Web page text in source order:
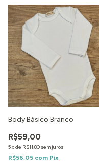
Body Básico Branco
R$59,00
5xde R$11,80 sem juros
R$56,05 com Pix